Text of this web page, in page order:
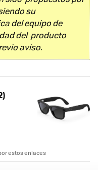
su
del equipo de
del producto
aviso.
estos enlaces